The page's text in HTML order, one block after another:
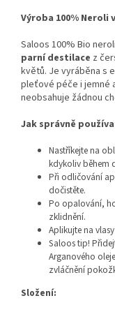
Výroba 100% Neroli
Saloos 100% Bio
parní destilace z
květů. Je vyráběna s
pleťové péče i jemné
neobsahuje žádnou
Jak správně
Nastříkejte na
kdykoliv během
Při odličování
dočistěte.
Po opalování,
zklidnění.
Aplikujte na
Saloos tip!
Arganového
zvláčnění
Složení: